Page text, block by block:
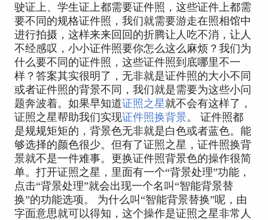
驶证上、学生证上都需要证件照，这些证件上都需
要不同的规格证件照，我们就需要游走在照相馆中
进行拍摄，这样来来回回的折腾让人吃不消，让人
不经感叹，小小证件照要你怎么这么麻烦？我们为
什么要不同的证件照，这些证件照到底哪里不一
样？答案其实很明了，无非就是证件照的大小不同
或者证件照的背景不同，我们就是需要为这些小问
题奔波着。如果早知道证照之星就不会有这样了，
证照之星帮助我们实现证件照换背景。 证件照都
是规规矩矩的，背景色无非就是白色或者蓝色。能
够选择的颜色很少。但有了证照之星，证件照换背
景就不是一件难事。更换证件照背景色的操作很简
单。打开证照之星，里面有一个“背景处理”功能，
点击“背景处理”就会出现一个名叫“智能背景替
换”的功能选项。 为什么叫“智能背景替换”呢，由
字面意思就可以得知，这个操作是证照之星非常人